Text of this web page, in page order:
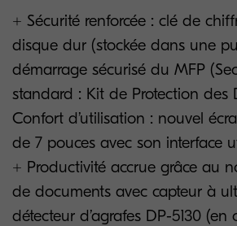
+ Sécurité renforcée : clé de
disque dur (stockée dans une
démarrage sécurisé du MFP
standard : Kit de Protection des
Confort d’utilisation : nouvel
de 7 pouces avec son interface
+ Productivité accrue grâce au
de documents avec capteur à
détecteur d’agrafes DP-5130